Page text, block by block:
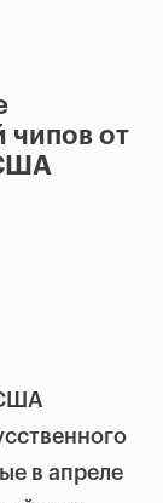
чипов от
в апреле